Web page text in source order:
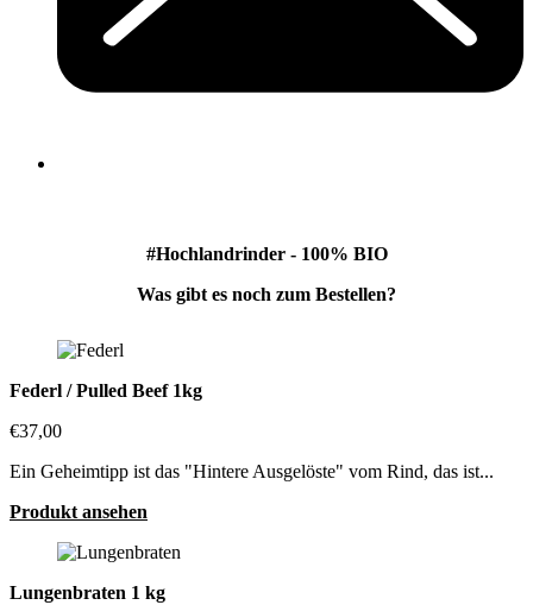
#Hochlandrinder - 100% BIO
Was gibt es noch zum Bestellen?
Federl / Pulled Beef 1kg
€37,00
Ein Geheimtipp ist das "Hintere Ausgelöste" vom Rind, das ist...
Produkt ansehen
Lungenbraten 1 kg